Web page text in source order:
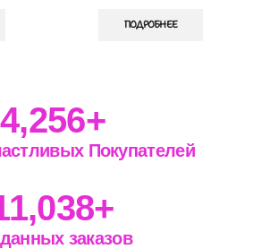
ПОДРОБНЕЕ
Покупателей
4,256+
заказов
+